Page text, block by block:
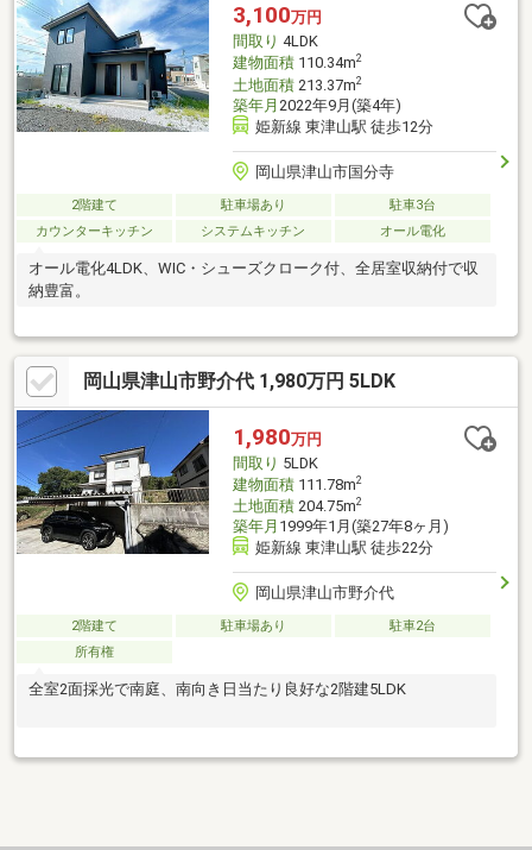
3,100万円
間取り 4LDK
建物面積110.34m2
土地面積213.37m2
築年月 2022年9月(築4年)
姫新線 東津山駅 徒歩12分
岡山県津山市国分寺
2階建て 駐車場あり
駐車3台
カウンターキッチン
システムキッチン オール電化
オール電化4LDK、WIC・シューズクローク付、全居室収納付で収
納豊富。
岡山県津山市野介代 1,980万円 5LDK
1,980万円
間取り 5LDK
建物面積111.78m2
土地面積204.75m2
築年月 1999年1月(築27年8ヶ月)
姫新線 東津山駅 徒歩22分
岡山県津山市野介代
2階建て 駐車場あり
駐車2台
所有権
全室2面採光で南庭、南向き日当たり良好な2階建5LDK